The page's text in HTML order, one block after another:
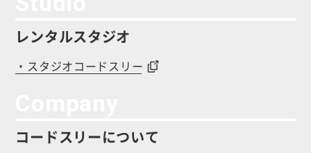
レンタルスタジオ
・スタジオコードスリー
コードスリーについて